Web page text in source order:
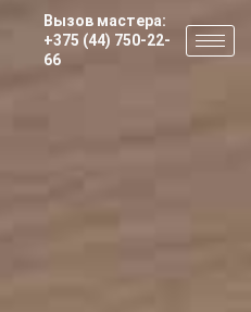
Вызов мастера:
+375 (44) 750-22-
66